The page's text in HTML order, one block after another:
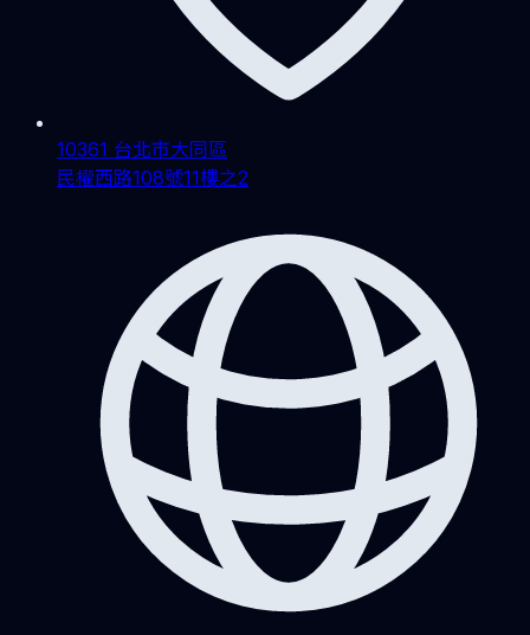
10361 台北市大同區
民權西路108號11樓之2